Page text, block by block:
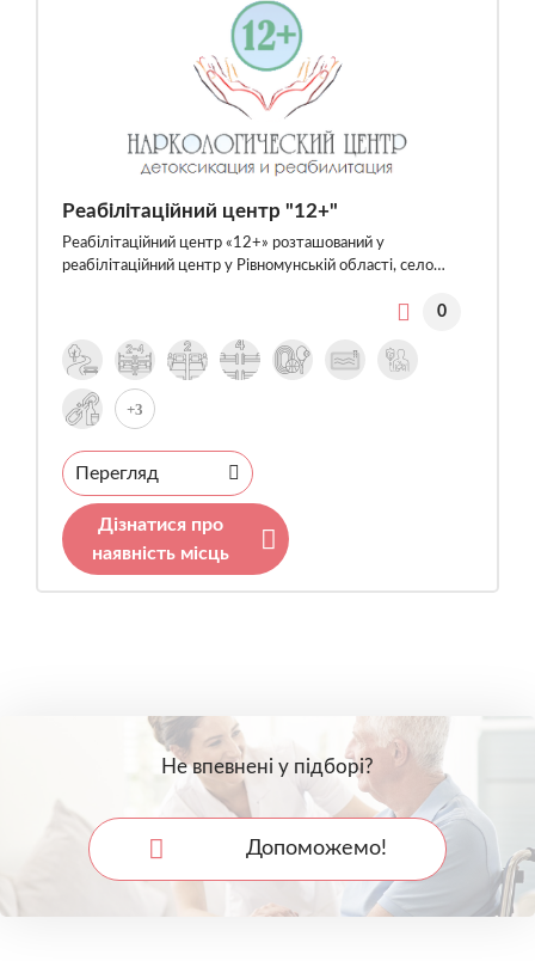
Реабілітаційний центр "12+"
Реабілітаційний центр «12+» розташований у
реабілітаційний центр у Рівномунській області, село…
0
+3
Перегляд
Дізнатися про
наявність місць
Не впевнені у підборі?
Допоможемо!